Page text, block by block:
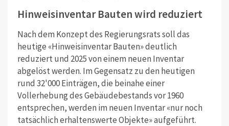
Hinweisinventar Bauten wird reduziert
Nach dem Konzept des Regierungsrats soll das
heutige «Hinweisinventar Bauten» deutlich
reduziert und 2025 von einem neuen Inventar
abgelöst werden. Im Gegensatz zu den heutigen
rund 32'000 Einträgen, die beinahe einer
Vollerhebung des Gebäudebestands vor 1960
entsprechen, werden im neuen Inventar «nur noch
tatsächlich erhaltenswerte Objekte» aufgeführt.